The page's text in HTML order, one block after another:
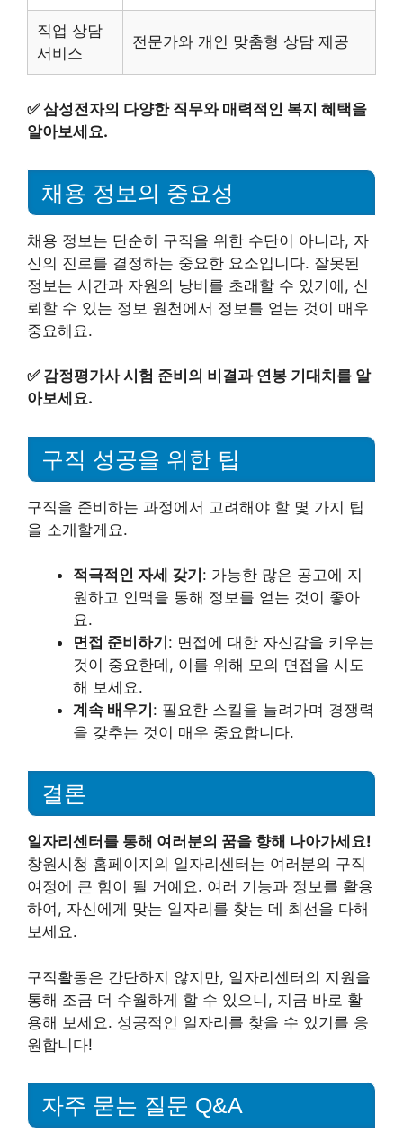
직업 상담
서비스
전문가와 개인 맞춤형 상담 제공
✅삼성전자의 다양한 직무와 매력적인 복지 혜택을
알아보세요.
채용 정보의 중요성
채용 정보는 단순히 구직을 위한 수단이 아니라, 자
신의 진로를 결정하는 중요한 요소입니다. 잘못된
정보는 시간과 자원의 낭비를 초래할 수 있기에, 신
뢰할 수 있는 정보 원천에서 정보를 얻는 것이 매우
중요해요.
✅ 감정평가사 시험 준비의 비결과 연봉 기대치를 알
아보세요.
구직 성공을 위한 팁
구직을 준비하는 과정에서 고려해야 할 몇 가지 팁
을 소개할게요.
적극적인 자세 갖기 : 가능한 많은 공고에 지
원하고 인맥을 통해 정보를 얻는 것이 좋아
요.
면접 준비하기 : 면접에 대한 자신감을 키우는
것이 중요한데, 이를 위해 모의 면접을 시도
해 보세요.
계속 배우기 : 필요한 스킬을 늘려가며 경쟁력
을 갖추는 것이 매우 중요합니다.
결론
일자리센터를 통해 여러분의 꿈을 향해 나아가세요!
창원시청 홈페이지의 일자리센터는 여러분의 구직
여정에 큰 힘이 될 거예요. 여러 기능과 정보를 활용
하여, 자신에게 맞는 일자리를 찾는 데 최선을 다해
보세요.
구직활동은 간단하지 않지만, 일자리센터의 지원을
통해 조금 더 수월하게 할 수 있으니, 지금 바로 활
용해 보세요. 성공적인 일자리를 찾을 수 있기를 응
원합니다!
자주 묻는 질문 Q&A